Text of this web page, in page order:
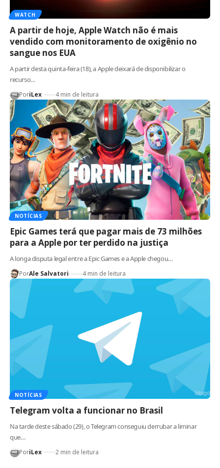
WATCH
A partir de hoje, Apple Watch não é mais
vendido com monitoramento de oxigênio no
sangue nos EUA
A partir desta quinta-feira (18), a Apple deixará de disponibilizar o
recurso…
PoriLex 4 min de leitura
NOTÍCIAS
Epic Games terá que pagar mais de 73 milhões
para a Apple por ter perdido na justiça
A longa disputa legal entre a Epic Games e a Apple chegou…
PorAle Salvatori 4 min de leitura
NOTÍCIAS
Telegram volta a funcionar no Brasil
Na tarde deste sábado (29), o Telegram conseguiu derrubar a liminar
que…
PoriLex 2 min de leitura